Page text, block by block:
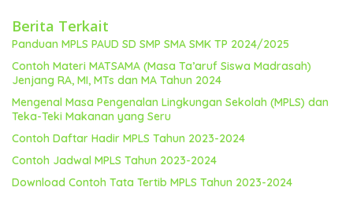
Berita Terkait
Panduan MPLS PAUD SD SMP SMA SMK TP 2024/2025
Contoh Materi MATSAMA (Masa Ta’aruf Siswa Madrasah)
Jenjang RA, MI, MTs dan MA Tahun 2024
Mengenal Masa Pengenalan Lingkungan Sekolah (MPLS) dan
Teka-Teki Makanan yang Seru
Contoh Daftar Hadir MPLS Tahun 2023-2024
Contoh Jadwal MPLS Tahun 2023-2024
Download Contoh Tata Tertib MPLS Tahun 2023-2024